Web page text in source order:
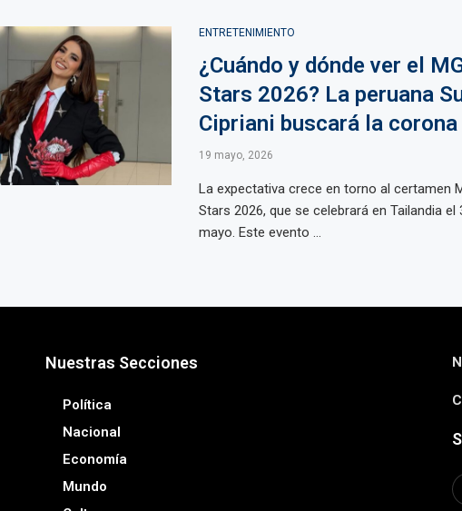
ENTRETENIMIENTO
¿Cuándo y dónde ver el
Stars 2026? La peruana
Cipriani buscará la corona
19 mayo, 2026
La expectativa crece en torno al certamen
Stars 2026, que se celebrará en Tailandia el
mayo. Este evento ...
Nuestras Secciones
Política
Nacional
Economía
Mundo